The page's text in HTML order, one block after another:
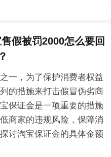
假被罚2000怎么要回
一，为了保护消费者权益
的措施来打击假冒伪劣商
保证金是一项重要的措施
商家的违规风险，保障消
讨淘宝保证金的具体金额